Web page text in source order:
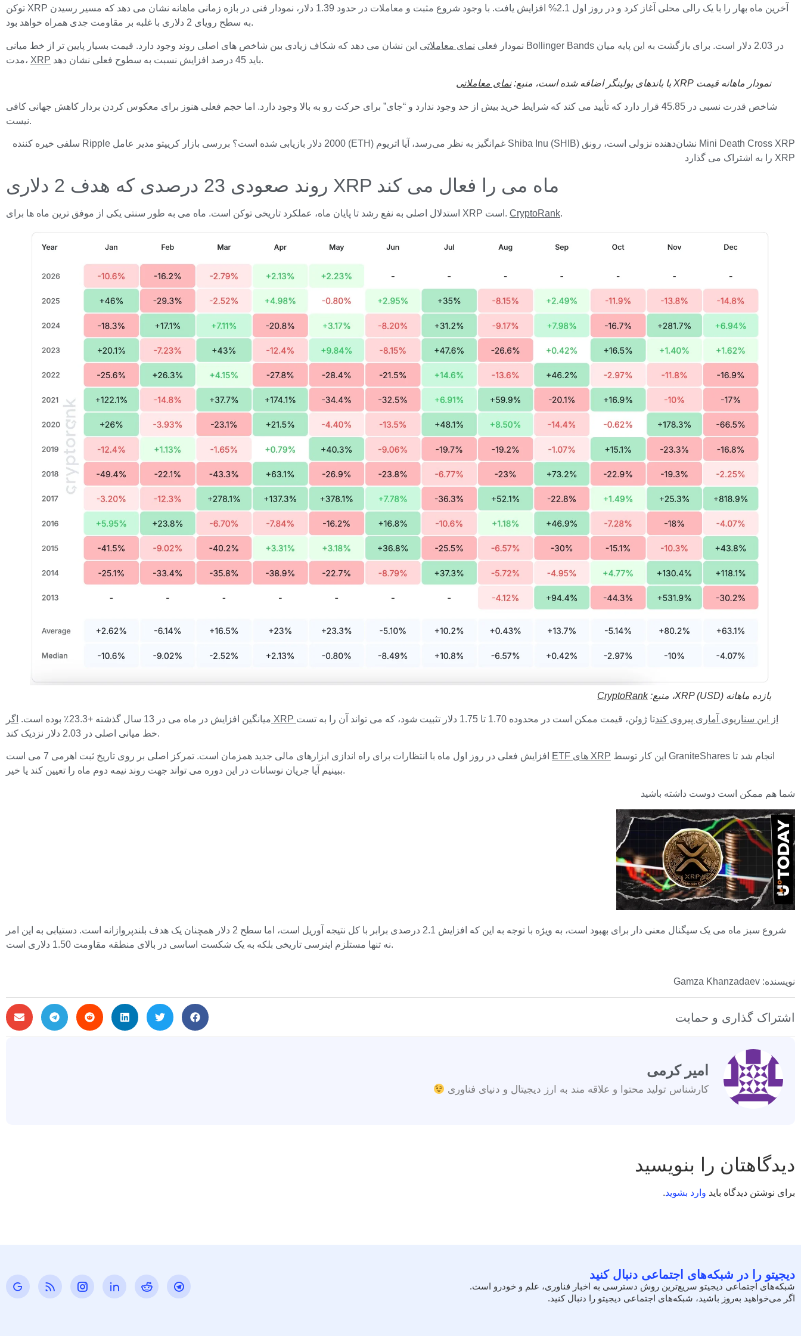
توکن XRP آخرین ماه بهار را با یک رالی محلی آغاز کرد و در روز اول 2.1% افزایش یافت. با وجود شروع مثبت و معاملات در حدود 1.39 دلار، نمودار فنی در بازه زمانی ماهانه نشان می دهد که مسیر رسیدن
به سطح رویای 2 دلاری با غلبه بر مقاومت جدی همراه خواهد بود.
نمودار فعلی نمای معاملاتی این نشان می دهد که شکاف زیادی بین شاخص های اصلی روند وجود دارد. قیمت بسیار پایین تر از خط میانی Bollinger Bands در 2.03 دلار است. برای بازگشت به این پایه میان
مدت، XRP باید 45 درصد افزایش نسبت به سطوح فعلی نشان دهد.
نمودار ماهانه قیمت XRP با باندهای بولینگر اضافه شده است، منبع: نمای معاملاتی
شاخص قدرت نسبی در 45.85 قرار دارد که تأیید می کند که شرایط خرید بیش از حد وجود ندارد و “جای” برای حرکت رو به بالا وجود دارد. اما حجم فعلی هنوز برای معکوس کردن بردار کاهش جهانی کافی
نیست.
Mini Death Cross XRP نشان‌دهنده نزولی است، رونق Shiba Inu (SHIB) غم‌انگیز به نظر می‌رسد، آیا اتریوم (ETH) 2000 دلار بازیابی شده است؟ بررسی بازار کریپتو مدیر عامل Ripple سلفی خیره کننده
XRP را به اشتراک می گذارد
روند صعودی 23 درصدی که هدف 2 دلاری XRP ماه می را فعال می کند
استدلال اصلی به نفع رشد تا پایان ماه، عملکرد تاریخی توکن است. ماه می به طور سنتی یکی از موفق ترین ماه ها برای XRP است. CryptoRank.
بازده ماهانه XRP (USD)، منبع: CryptoRank
میانگین افزایش در ماه می در 13 سال گذشته +23.3٪ بوده است. اگر XRP از این سناریوی آماری پیروی کند
تا ژوئن، قیمت ممکن است در محدوده 1.70 تا 1.75 دلار تثبیت شود، که می تواند آن را به تست
خط میانی اصلی در 2.03 دلار نزدیک کند.
ETF های XRP
ببینیم آیا جریان نوسانات در این دوره می تواند جهت روند نیمه دوم ماه را تعیین کند یا خیر.
شما هم ممکن است دوست داشته باشید
شروع سبز ماه می یک سیگنال معنی دار برای بهبود است، به ویژه با توجه به این که افزایش 2.1 درصدی برابر با کل نتیجه آوریل است، اما سطح 2 دلار همچنان یک هدف بلندپروازانه است. دستیابی به این امر
نه تنها مستلزم اینرسی تاریخی بلکه به یک شکست اساسی در بالای منطقه مقاومت 1.50 دلاری است.
نویسنده: Gamza Khanzadaev
اشتراک گذاری و حمایت
امیر کرمی
کارشناس تولید محتوا و علاقه مند به ارز دیجیتال و دنیای فناوری
دیدگاهتان را بنویسید
برای نوشتن دیدگاه باید وارد بشوید.
دیجیتو را در شبکه‌های اجتماعی دنبال کنید
شبکه‌های اجتماعی دیجیتو سریع‌ترین روش دسترسی به اخبار فناوری، علم و خودرو است.
اگر می‌خواهید به‌روز باشید، شبکه‌های اجتماعی دیجیتو را دنبال کنید.